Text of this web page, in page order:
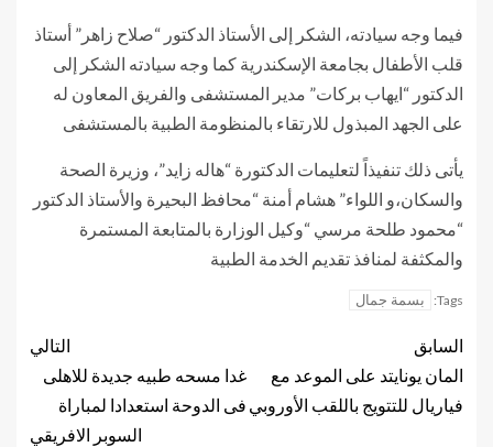
فيما وجه سيادته، الشكر إلى الأستاذ الدكتور “صلاح زاهر” أستاذ
قلب الأطفال بجامعة الإسكندرية كما وجه سيادته الشكر إلى
الدكتور “ايهاب بركات” مدير المستشفى والفريق المعاون له
على الجهد المبذول للارتقاء بالمنظومة الطبية بالمستشفى
يأتى ذلك تنفيذاً لتعليمات الدكتورة “هاله زايد”، وزيرة الصحة
والسكان،و اللواء” هشام أمنة “محافظ البحيرة والأستاذ الدكتور
“محمود طلحة مرسي “وكيل الوزارة بالمتابعة المستمرة
والمكثفة لمنافذ تقديم الخدمة الطبية
Tags: بسمة جمال
السابق
المان يونايتد على الموعد مع
فياريال للتتويج باللقب الأوروبي
التالي
غدا مسحه طبيه جديدة للاهلى
فى الدوحة استعدادا لمباراة
السوبر الافريقي